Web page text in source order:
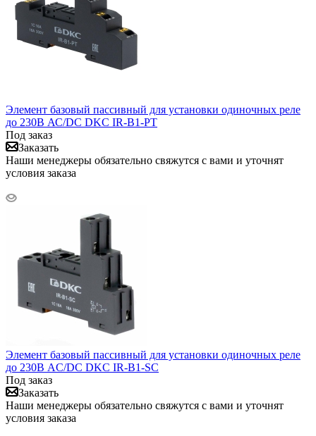
Элемент базовый пассивный для установки одиночных реле
до 230В АС/DC DKC IR-B1-PT
Под заказ
Заказать
Наши менеджеры обязательно свяжутся с вами и уточнят
условия заказа
Элемент базовый пассивный для установки одиночных реле
до 230В AC/DC DKC IR-B1-SC
Под заказ
Заказать
Наши менеджеры обязательно свяжутся с вами и уточнят
условия заказа